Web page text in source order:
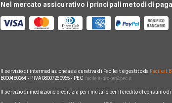
Nel mercato assicurativo i principali metodi di
Il servizio di intermediazione assicurativa di Facile.it è gestito da Facile.it
B000480264 • P.IVA 08007250965 • PEC
Il servizio di mediazione creditizia per i mutui e per il credito al consumo di